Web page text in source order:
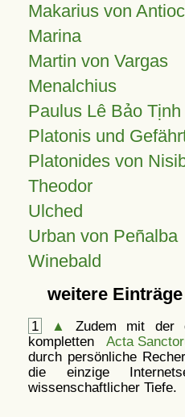
Makarius von
Marina
Martin von Vargas
Menalchius
Paulus Lê Bảo Tịnh
Platonis und
Platonides von
Theodor
Ulched
Urban von Peñalba
Winebald
weitere
1 ▲
Zudem mit der
kompletten Acta
durch persönliche
die einzige
wissenschaftlicher Tiefe.